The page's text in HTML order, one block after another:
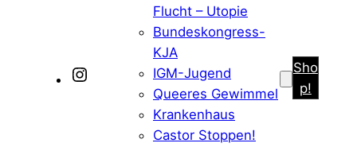
Flucht – Utopie
Bundeskongress-
KJA
IGM-Jugend
Queeres Gewimmel
Krankenhaus
Castor Stoppen!
Sho
p!